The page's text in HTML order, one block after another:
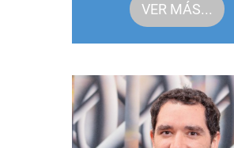
VER MÁS...